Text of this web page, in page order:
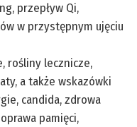
przepływ Qi,
w przystępnym ujęciu
rośliny lecznicze,
a także wskazówki
candida, zdrowa
pamięci,